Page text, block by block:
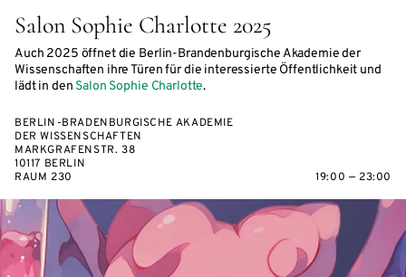
Salon Sophie Charlotte 2025
Auch 2025 öffnet die Berlin-Brandenburgische Akademie der
Wissenschaften ihre Türen für die interessierte Öffentlichkeit und
lädt in den Salon Sophie Charlotte.
BERLIN-BRADENBURGISCHE AKADEMIE
DER WISSENSCHAFTEN
MARKGRAFENSTR. 38
10117 BERLIN
RAUM 230
19:00 — 23:00